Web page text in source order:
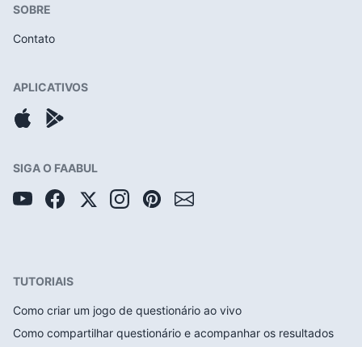
SOBRE
Contato
APLICATIVOS
SIGA O FAABUL
TUTORIAIS
Como criar um jogo de questionário ao vivo
Como compartilhar questionário e acompanhar os resultados